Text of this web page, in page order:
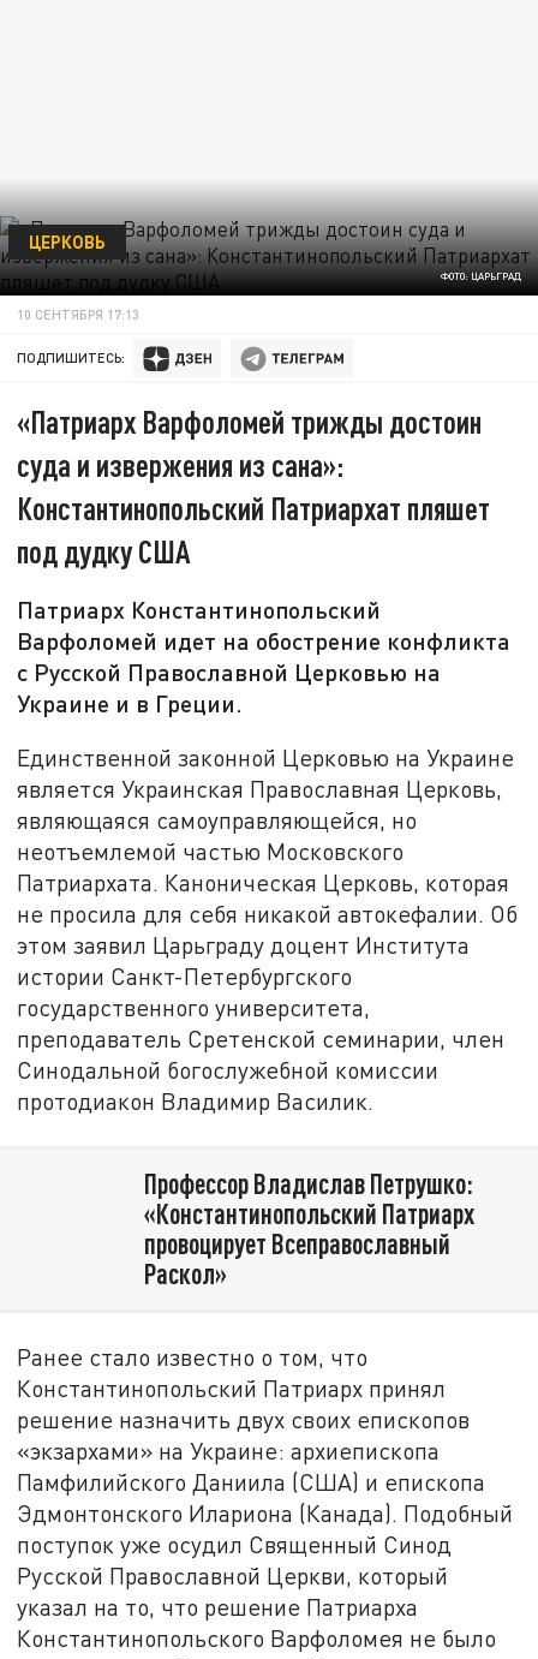
ФОТО: ЦАРЬГРАД
ЦЕРКОВЬ
10 СЕНТЯБРЯ 17:13
ПОДПИШИТЕСЬ:
«Патриарх Варфоломей трижды достоин
суда и извержения из сана»:
Константинопольский Патриархат пляшет
под дудку США
Патриарх Константинопольский
Варфоломей идет на обострение конфликта
с Русской Православной Церковью на
Украине и в Греции.
Единственной законной Церковью на Украине
является Украинская Православная Церковь,
являющаяся самоуправляющейся, но
неотъемлемой частью Московского
Патриархата. Каноническая Церковь, которая
не просила для себя никакой автокефалии. Об
этом заявил Царьграду доцент Института
истории Санкт-Петербургского
государственного университета,
преподаватель Сретенской семинарии, член
Синодальной богослужебной комиссии
протодиакон Владимир Василик.
Профессор Владислав Петрушко:
«Константинопольский Патриарх
провоцирует Всеправославный
Раскол»
Ранее стало известно о том, что
Константинопольский Патриарх принял
решение назначить двух своих епископов
«экзархами» на Украине: архиепископа
Памфилийского Даниила (США) и епископа
Эдмонтонского Илариона (Канада). Подобный
поступок уже осудил Священный Синод
Русской Православной Церкви, который
указал на то, что решение Патриарха
Константинопольского Варфоломея не было